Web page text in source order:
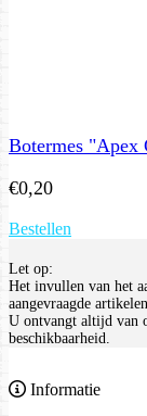
Botermes "Apex
€0,20
Bestellen
Let op:
Het invullen van het
aangevraagde
U ontvangt altijd van
beschikbaarheid.
Informatie